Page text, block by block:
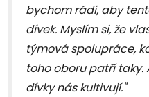
bychom rádi, aby
dívek. Myslím si, že
týmová spolupráce,
toho oboru patří taky.
dívky nás kultivují."